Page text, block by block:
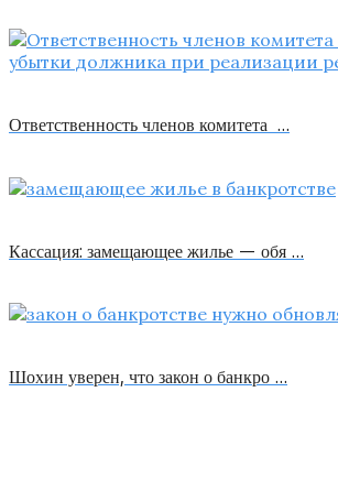
Ответственность членов комитета …
Кассация: замещающее жилье — обя …
Шохин уверен, что закон о банкро …